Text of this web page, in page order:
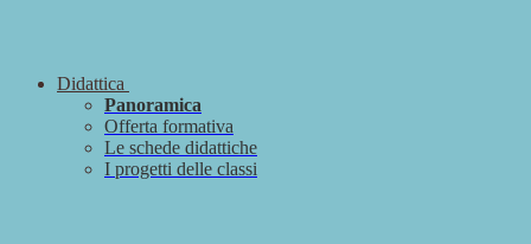
Didattica
Panoramica
Offerta formativa
Le schede didattiche
I progetti delle classi